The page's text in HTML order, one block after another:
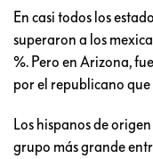
En casi todos los
superaron a los
%. Pero en Arizona,
por el republicano que
Los hispanos de
grupo más grande